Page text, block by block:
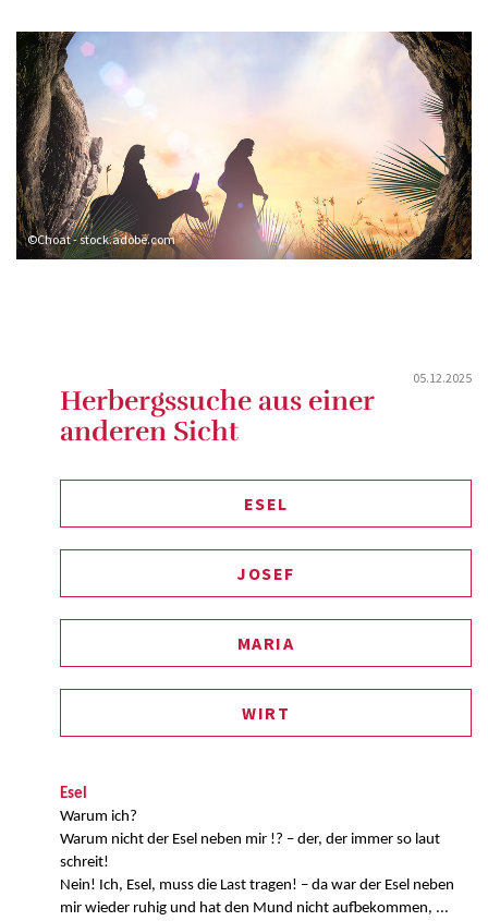
©Choat - stock.adobe.com
05.12.2025
Herbergssuche aus einer
anderen Sicht
ESEL
JOSEF
MARIA
WIRT
Esel
Warum ich?
Warum nicht der Esel neben mir !? – der, der immer so laut
schreit!
Nein! Ich, Esel, muss die Last tragen! – da war der Esel neben
mir wieder ruhig und hat den Mund nicht aufbekommen, ...